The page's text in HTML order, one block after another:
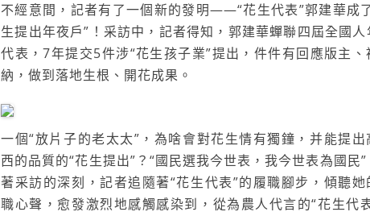
不經意間，記者有了一個新的發明——“花生代表”郭建華成
生提出年夜戶”！采訪中，記者得知，郭建華蟬聯四屆全國人
代表，7年提交5件涉“花生孩子業”提出，件件有回應版主、
納，做到落地生根、開花成果。
一個“放片子的老太太”，為啥會對花生情有獨鐘，并能提出
西的品質的“花生提出”？“國民選我今世表，我今世表為國民”
著采訪的深刻，記者追隨著“花生代表”的履職腳步，傾聽她
職心聲，愈發激烈地感觸感染到，從為農人代言的“花生代